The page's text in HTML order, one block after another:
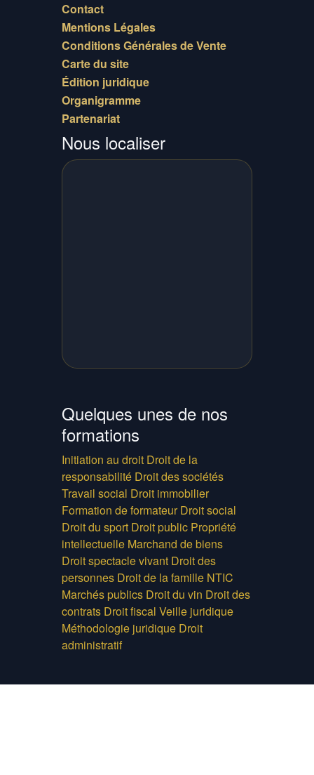
Contact
Mentions Légales
Conditions Générales de Vente
Carte du site
Édition juridique
Organigramme
Partenariat
Nous localiser
Quelques unes de nos
formations
Initiation au droit Droit de la
responsabilité Droit des sociétés
Travail social Droit immobilier
Formation de formateur Droit social
Droit du sport Droit public Propriété
intellectuelle Marchand de biens
Droit spectacle vivant Droit des
personnes Droit de la famille NTIC
Marchés publics Droit du vin Droit des
contrats Droit fiscal Veille juridique
Méthodologie juridique Droit
administratif